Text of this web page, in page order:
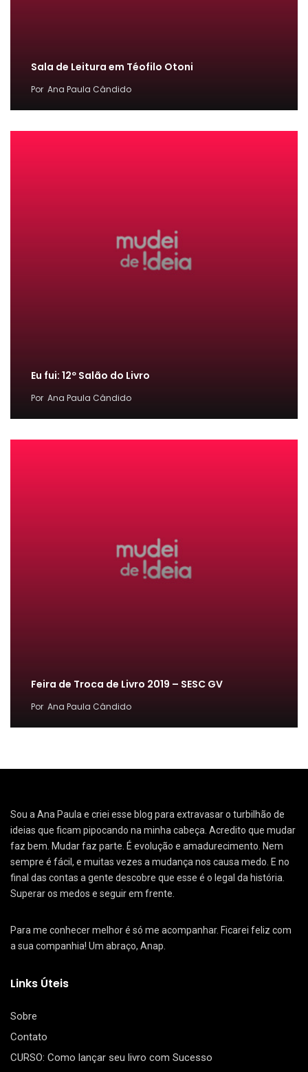
Sala de Leitura em Téofilo Otoni
Por Ana Paula Cândido
Eu fui: 12º Salão do Livro
Por Ana Paula Cândido
Feira de Troca de Livro 2019 – SESC GV
Por Ana Paula Cândido
Sou a Ana Paula e criei esse blog para extravasar o turbilhão de
ideias que ficam pipocando na minha cabeça. Acredito que mudar
faz bem. Mudar faz parte. É evolução e amadurecimento. Nem
sempre é fácil, e muitas vezes a mudança nos causa medo. E no
final das contas a gente descobre que esse é o legal da história.
Superar os medos e seguir em frente.
Para me conhecer melhor é só me acompanhar. Ficarei feliz com
a sua companhia! Um abraço, Anap.
Links Úteis
Sobre
Contato
CURSO: Como lançar seu livro com Sucesso